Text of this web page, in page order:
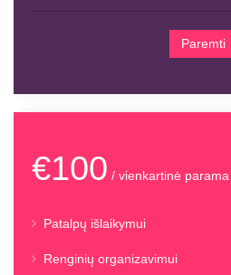
Paremti
€100 / vienkartinė parama
Patalpų išlaikymui
Renginių organizavimui